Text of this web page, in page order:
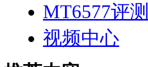
MT6577评测
视频中心